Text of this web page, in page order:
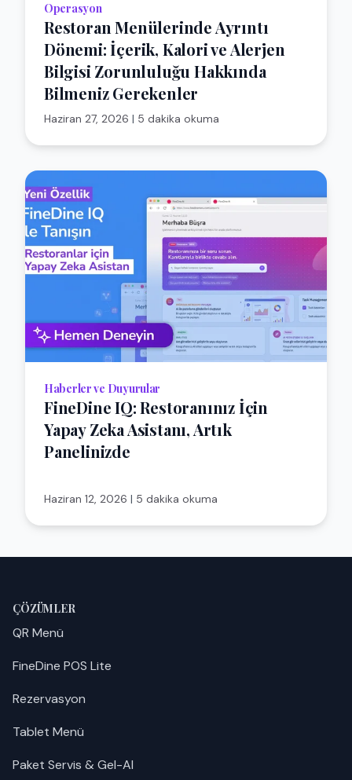
Operasyon
Restoran Menülerinde Ayrıntı
Dönemi: İçerik, Kalori ve Alerjen
Bilgisi Zorunluluğu Hakkında
Bilmeniz Gerekenler
Haziran 27, 2026 | 5 dakika okuma
Haberler ve Duyurular
FineDine IQ: Restoranınız İçin
Yapay Zeka Asistanı, Artık
Panelinizde
Haziran 12, 2026 | 5 dakika okuma
ÇÖZÜMLER
QR Menü
FineDine POS Lite
Rezervasyon
Tablet Menü
Paket Servis & Gel-Al